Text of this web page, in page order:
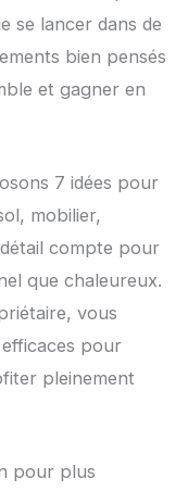
se lancer dans de
bien pensés
et gagner en
7 idées pour
mobilier,
compte pour
que chaleureux.
vous
pour
pleinement
pour plus